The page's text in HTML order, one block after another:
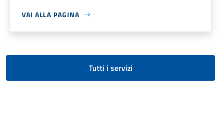
VAI ALLA PAGINA
Tutti i servizi